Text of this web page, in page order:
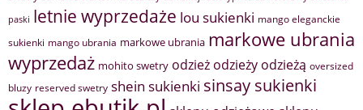
paski letnie wyprzedaże lou sukienki mango eleganckie
sukienki mango ubrania markowe ubrania markowe ubrania
wyprzedaż mohito swetry odzież odzieży odzieżą oversized
bluzy reserved swetry shein sukienki sinsay sukienki